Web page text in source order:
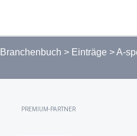
Branchenbuch > Einträge >A-
PREMIUM-PARTNER